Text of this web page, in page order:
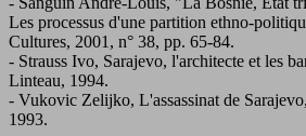
Les processus d'une partition ethno-
Cultures, 2001, n° 38, pp. 65-84.
- Strauss Ivo, Sarajevo, l'architecte et les
Linteau, 1994.
- Vukovic Zelijko, L'assassinat de
1993.